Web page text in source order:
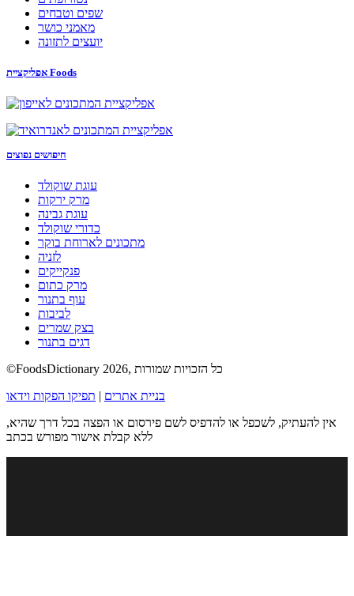
שפים וטבחים
מאמני כושר
יועצים לתזונה
אפליקציית Foods
חיפושים נפוצים
עוגת שוקולד
מרק ירקות
עוגת גבינה
כדורי שוקולד
מתכונים לארוחת בוקר
לזניה
פנקייקים
מרק כתום
עוף בתנור
לביבות
בצק שמרים
דגים בתנור
©FoodsDictionary 2026, כל הזכויות שמורות
בניית אתרים | תפיקו הפקות וידאו
אין להעתיק, לשכפל או להדפיס לשם פירסום או הפצה בכל דרך שהיא,
ללא קבלת אישור מפורש בכתב